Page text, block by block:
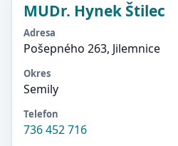
MUDr. Hynek Štilec
Adresa
Pošepného 263, Jilemnice
Okres
Semily
Telefon
736 452 716